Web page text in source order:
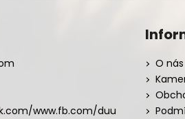
www.fb.com/duu
O nás